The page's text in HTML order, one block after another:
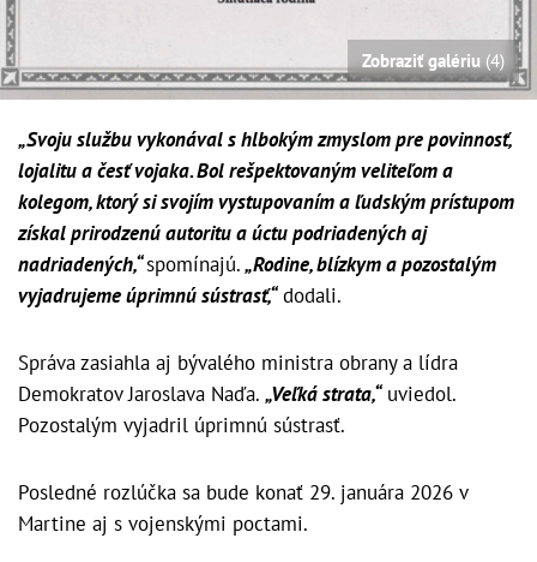
Zobraziť galériu (4)
„Svoju službu vykonával s hlbokým zmyslom pre povinnosť,
lojalitu a česť vojaka. Bol rešpektovaným veliteľom a
kolegom, ktorý si svojím vystupovaním a ľudským prístupom
získal prirodzenú autoritu a úctu podriadených aj
nadriadených,“spomínajú.„Rodine, blízkym a pozostalým
vyjadrujeme úprimnú sústrasť,“dodali.
Správa zasiahla aj bývalého ministra obrany a lídra
Demokratov Jaroslava Naďa. „Veľká strata,“uviedol.
Pozostalým vyjadril úprimnú sústrasť.
Posledné rozlúčka sa bude konať 29. januára 2026 v
Martine aj s vojenskými poctami.